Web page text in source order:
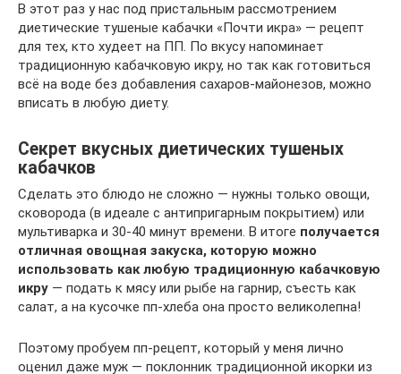
В этот раз у нас под пристальным рассмотрением
диетические тушеные кабачки «Почти икра» — рецепт
для тех, кто худеет на ПП. По вкусу напоминает
традиционную кабачковую икру, но так как готовиться
всё на воде без добавления сахаров-майонезов, можно
вписать в любую диету.
Секрет вкусных диетических тушеных
кабачков
Сделать это блюдо не сложно — нужны только овощи,
сковорода (в идеале с антипригарным покрытием) или
мультиварка и 30-40 минут времени. В итоге получается
отличная овощная закуска, которую можно
использовать как любую традиционную кабачковую
икру — подать к мясу или рыбе на гарнир, съесть как
салат, а на кусочке пп-хлеба она просто великолепна!
Поэтому пробуем пп-рецепт, который у меня лично
оценил даже муж — поклонник традиционной икорки из